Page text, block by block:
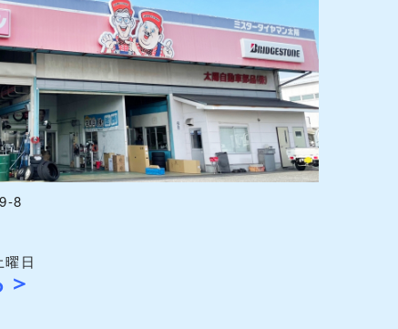
8
日